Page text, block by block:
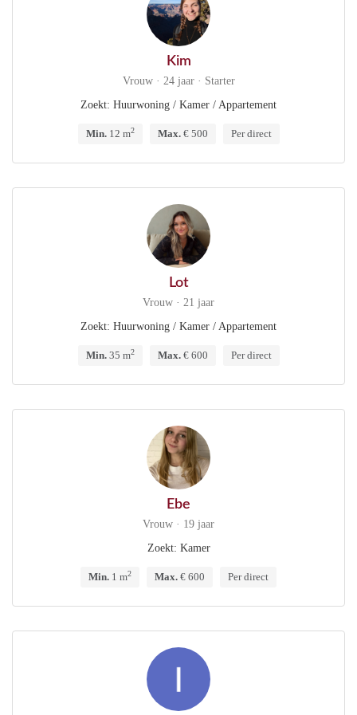
Kim
Vrouw · 24 jaar · Starter
Zoekt: Huurwoning / Kamer / Appartement
Min.12 m2 Max.€ 500 Per direct
Lot
Vrouw · 21 jaar
Zoekt: Huurwoning / Kamer / Appartement
Min.35 m2 Max.€ 600 Per direct
Ebe
Vrouw · 19 jaar
Zoekt: Kamer
Min. 1 m2 Max. € 600 Per direct